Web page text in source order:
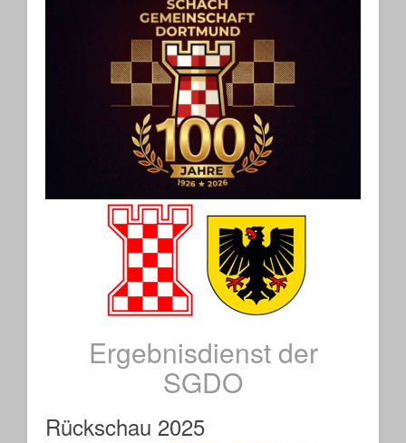
Ergebnisdienst der
SGDO
Rückschau 2025